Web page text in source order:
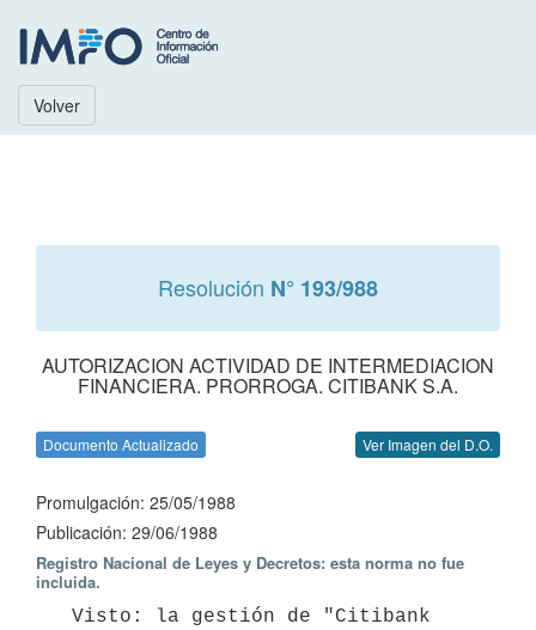
Volver
Resolución N° 193/988
AUTORIZACION ACTIVIDAD DE INTERMEDIACION
FINANCIERA. PRORROGA. CITIBANK S.A.
Documento Actualizado Ver Imagen del D.O.
Promulgación: 25/05/1988
Publicación: 29/06/1988
Registro Nacional de Leyes y Decretos: esta norma no fue
incluida.